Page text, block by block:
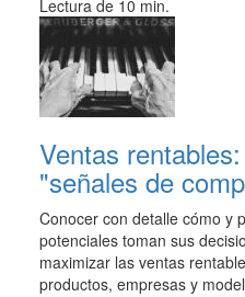
Lectura de 10 min.
Ventas
"señales de
Conocer con detalle cómo y
potenciales toman sus
maximizar las ventas
productos, empresas y